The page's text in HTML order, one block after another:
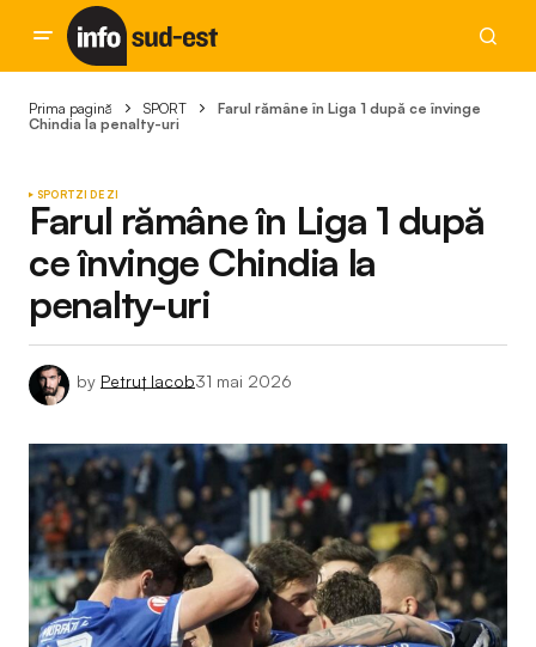
Prima pagină SPORT
Farul rămâne în Liga 1 după ce învinge
Chindia la penalty-uri
SPORTZI DE ZI
Farul rămâne în Liga 1 după
ce învinge Chindia la
penalty-uri
by Petruț Iacob31 mai 2026